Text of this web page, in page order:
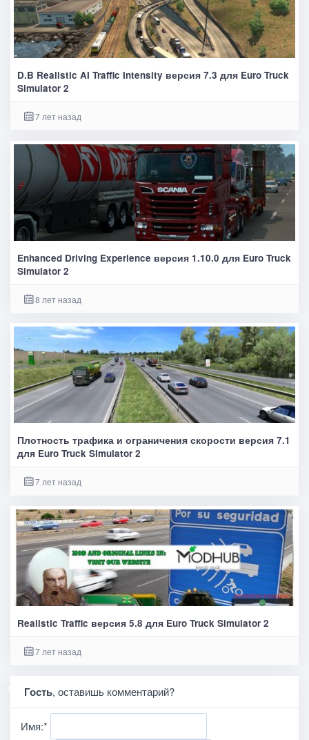
D.B Realistic AI Traffic Intensity версия 7.3 для Euro Truck
Simulator 2
7 лет назад
Enhanced Driving Experience версия 1.10.0 для Euro Truck
Simulator 2
8 лет назад
Плотность трафика и ограничения скорости версия 7.1
для Euro Truck Simulator 2
7 лет назад
Realistic Traffic версия 5.8 для Euro Truck Simulator 2
7 лет назад
Гость, оставишь комментарий?
Имя:*